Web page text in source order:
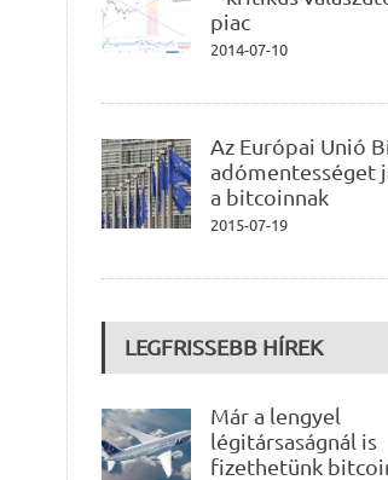
piac
2014-07-10
Az Európai Unió
adómentességet
a bitcoinnak
2015-07-19
LEGFRISSEBB HÍREK
Már a lengyel
légitársaságnál is
fizethetünk